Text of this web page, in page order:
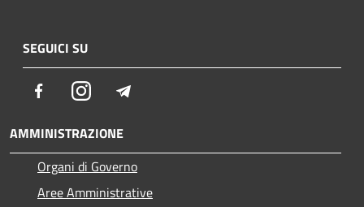
SEGUICI SU
FacebookInstagram
AMMINISTRAZIONE
Organi di Governo
Aree Amministrative